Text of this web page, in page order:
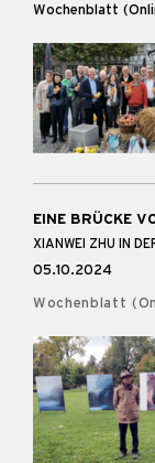
Wochenblatt
EINE BRÜCKE
XIANWEI ZHU IN
05.10.2024
Wochenblatt